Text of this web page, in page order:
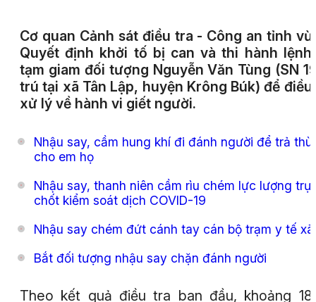
Cơ quan Cảnh sát điều tra - Công an tỉnh
Quyết định khởi tố bị can và thi hành lệnh
tạm giam đối tượng Nguyễn Văn Tùng (SN
trú tại xã Tân Lập, huyện Krông Búk) để
xử lý về hành vi giết người.
Nhậu say, cầm hung khí đi đánh người để trả thù
cho em họ
Nhậu say, thanh niên cầm rìu chém lực lượng
chốt kiểm soát dịch COVID-19
Nhậu say chém đứt cánh tay cán bộ trạm y tế xã
Bắt đối tượng nhậu say chặn đánh người
Theo kết quả điều tra ban đầu, khoảng